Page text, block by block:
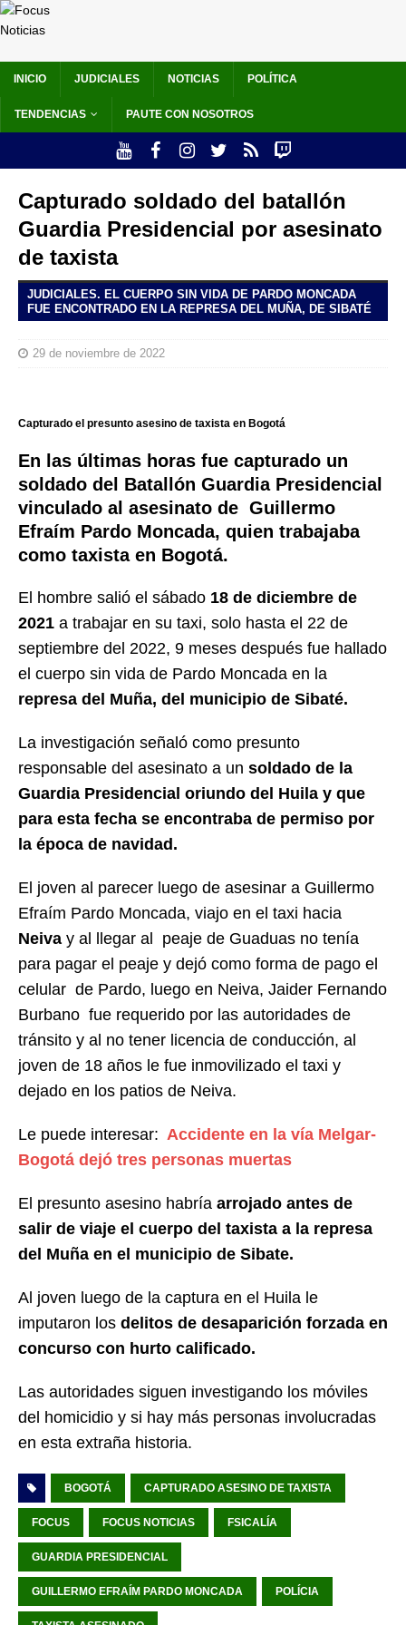
INICIO JUDICIALES NOTICIAS POLÍTICA
TENDENCIAS PAUTE CON NOSOTROS
Capturado soldado del batallón
Guardia Presidencial por asesinato
de taxista
JUDICIALES. EL CUERPO SIN VIDA DE PARDO MONCADA
FUE ENCONTRADO EN LA REPRESA DEL MUÑA, DE SIBATÉ
29 de noviembre de 2022
Capturado el presunto asesino de taxista en Bogotá
En las últimas horas fue capturado un
soldado del Batallón Guardia Presidencial
vinculado al asesinato de Guillermo
Efraím Pardo Moncada, quien trabajaba
como taxista en Bogotá.
El hombre salió el sábado 18 de diciembre de
2021 a trabajar en su taxi, solo hasta el 22 de
septiembre del 2022, 9 meses después fue hallado
el cuerpo sin vida de Pardo Moncada en la
represa del Muña, del municipio de Sibaté.
La investigación señaló como presunto
responsable del asesinato a un soldado de la
Guardia Presidencial oriundo del Huila y que
para esta fecha se encontraba de permiso por
la época de navidad.
El joven al parecer luego de asesinar a Guillermo
Efraím Pardo Moncada, viajo en el taxi hacia
Neiva y al llegar al peaje de Guaduas no tenía
para pagar el peaje y dejó como forma de pago el
celular de Pardo, luego en Neiva, Jaider Fernando
Burbano fue requerido por las autoridades de
tránsito y al no tener licencia de conducción, al
joven de 18 años le fue inmovilizado el taxi y
dejado en los patios de Neiva.
Le puede interesar: Accidente en la vía Melgar-
Bogotá dejó tres personas muertas
El presunto asesino habría arrojado antes de
salir de viaje el cuerpo del taxista a la represa
del Muña en el municipio de Sibate.
Al joven luego de la captura en el Huila le
imputaron los delitos de desaparición forzada en
concurso con hurto calificado.
Las autoridades siguen investigando los móviles
del homicidio y si hay más personas involucradas
en esta extraña historia.
BOGOTÁ CAPTURADO ASESINO DE TAXISTA
FOCUS FOCUS NOTICIAS FSICALÍA
GUARDIA PRESIDENCIAL
GUILLERMO EFRAÍM PARDO MONCADA POLÍCIA